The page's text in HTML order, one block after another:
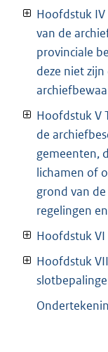
Hoofdstuk
van de
provinciale
deze niet
Hoofdstuk V
de
gemeenten,
lichamen of
grond van
regelingen
Hoofdstuk
Hoofdstuk